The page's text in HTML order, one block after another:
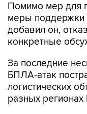
Помимо мер для
меры поддержки
добавил он,
конкретные
За последние
БПЛА-атак
логистических
разных